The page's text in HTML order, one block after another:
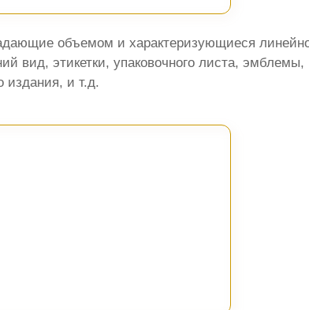
объемом и характеризующиеся
вид, этикетки, упаковочного листа, эмблемы,
издания, и т.д.